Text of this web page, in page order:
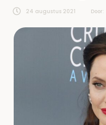
24 augustus 2021 Door: